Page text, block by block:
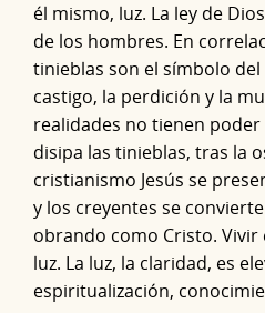
él mismo, luz. La ley de
de los hombres. En
tinieblas son el símbolo del
castigo, la perdición y la
realidades no tienen
disipa las tinieblas, tras la
cristianismo Jesús se
y los creyentes se
obrando como Cristo. Vivir
luz. La luz, la claridad, es
espiritualización,